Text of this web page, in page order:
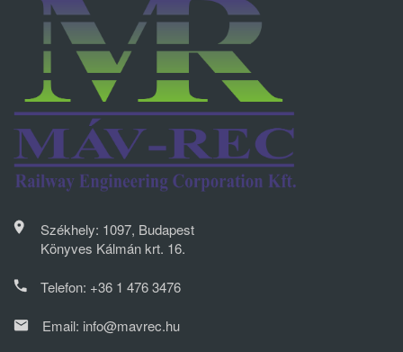
Székhely: 1097, Budapest
Könyves Kálmán krt. 16.
Telefon: +36 1 476 3476
Email: info@mavrec.hu